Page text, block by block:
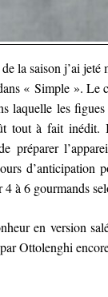
la saison j’ai
« Simple ». Le
laquelle les
à fait inédit.
préparer
à 6 gourmands
en version
Ottolenghi